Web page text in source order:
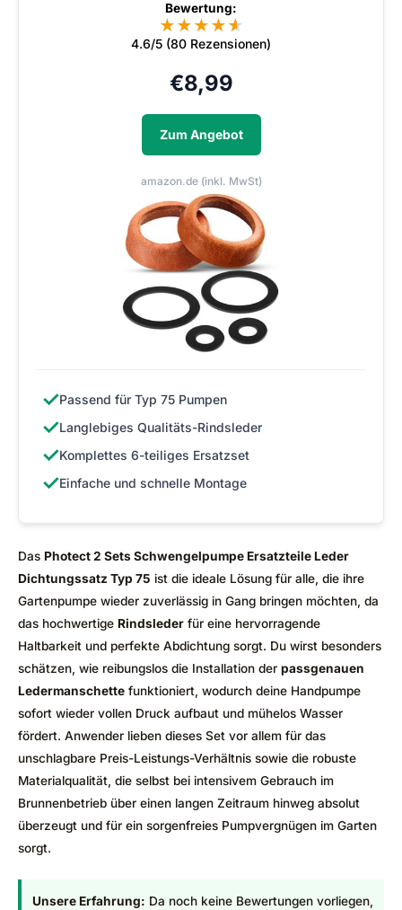
Bewertung:
★★★★★
★
4.6/5 (80 Rezensionen)
€8,99
Zum Angebot
amazon.de (inkl. MwSt)
✓Passend für Typ 75 Pumpen
✓Langlebiges Qualitäts-Rindsleder
✓Komplettes 6-teiliges Ersatzset
✓Einfache und schnelle Montage
Das Photect 2 Sets Schwengelpumpe Ersatzteile Leder
Dichtungssatz Typ 75 ist die ideale Lösung für alle, die ihre
Gartenpumpe wieder zuverlässig in Gang bringen möchten, da
das hochwertige Rindsleder für eine hervorragende
Haltbarkeit und perfekte Abdichtung sorgt. Du wirst besonders
schätzen, wie reibungslos die Installation der passgenauen
Ledermanschette funktioniert, wodurch deine Handpumpe
sofort wieder vollen Druck aufbaut und mühelos Wasser
fördert. Anwender lieben dieses Set vor allem für das
unschlagbare Preis-Leistungs-Verhältnis sowie die robuste
Materialqualität, die selbst bei intensivem Gebrauch im
Brunnenbetrieb über einen langen Zeitraum hinweg absolut
überzeugt und für ein sorgenfreies Pumpvergnügen im Garten
sorgt.
Unsere Erfahrung: Da noch keine Bewertungen vorliegen,